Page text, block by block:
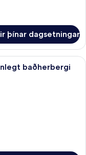
þínar dagsetningar
herbergi fyrir tvo -
baðherbergi